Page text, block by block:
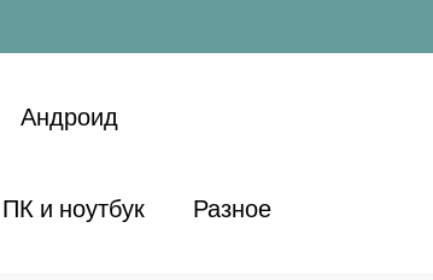
Андроид
ПК и ноутбук Разное